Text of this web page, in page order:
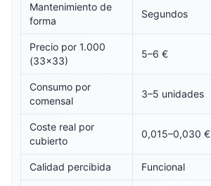
Mantenimiento de
forma
Segundos
Precio por 1.000
(33×33)
5–6 €
Consumo por
comensal
3–5 unidades
Coste real por
cubierto
0,015–0,030 €
Calidad percibida Funcional